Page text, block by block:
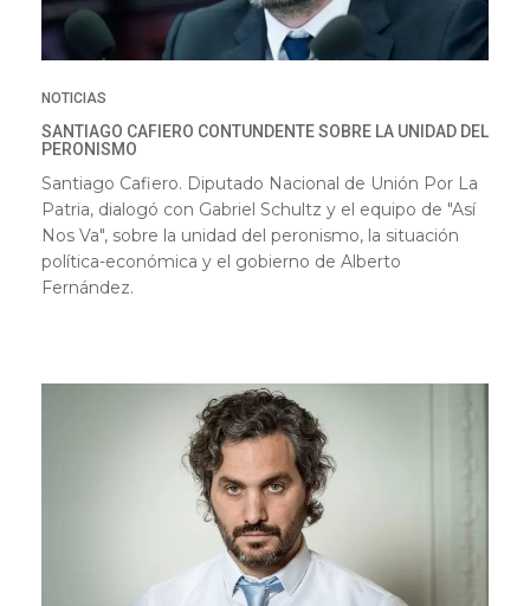
NOTICIAS
SANTIAGO CAFIERO CONTUNDENTE SOBRE LA UNIDAD DEL
PERONISMO
Santiago Cafiero. Diputado Nacional de Unión Por La
Patria, dialogó con Gabriel Schultz y el equipo de "Así
Nos Va", sobre la unidad del peronismo, la situación
política-económica y el gobierno de Alberto
Fernández.